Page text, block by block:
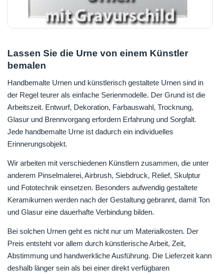
Lassen Sie die Urne von einem Künstler
bemalen
Handbemalte Urnen und künstlerisch gestaltete Urnen sind in
der Regel teurer als einfache Serienmodelle. Der Grund ist die
Arbeitszeit. Entwurf, Dekoration, Farbauswahl, Trocknung,
Glasur und Brennvorgang erfordern Erfahrung und Sorgfalt.
Jede handbemalte Urne ist dadurch ein individuelles
Erinnerungsobjekt.
Wir arbeiten mit verschiedenen Künstlern zusammen, die unter
anderem Pinselmalerei, Airbrush, Siebdruck, Relief, Skulptur
und Fototechnik einsetzen. Besonders aufwendig gestaltete
Keramikurnen werden nach der Gestaltung gebrannt, damit Ton
und Glasur eine dauerhafte Verbindung bilden.
Bei solchen Urnen geht es nicht nur um Materialkosten. Der
Preis entsteht vor allem durch künstlerische Arbeit, Zeit,
Abstimmung und handwerkliche Ausführung. Die Lieferzeit kann
deshalb länger sein als bei einer direkt verfügbaren